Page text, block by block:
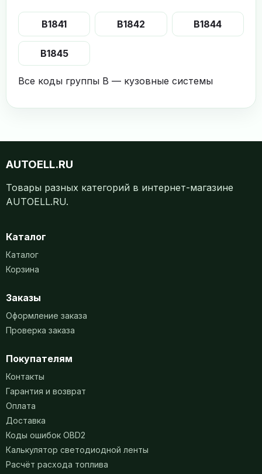
B1841 B1842 B1844
B1845
Все коды группы B — кузовные системы
AUTOELL.RU
Товары разных категорий в интернет-магазине
AUTOELL.RU.
Каталог
Каталог
Корзина
Заказы
Оформление заказа
Проверка заказа
Покупателям
Контакты
Гарантия и возврат
Оплата
Доставка
Коды ошибок OBD2
Калькулятор светодиодной ленты
Расчёт расхода топлива